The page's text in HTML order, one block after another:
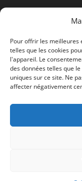
Pour offrir les meilleures
telles que les cookies
l'appareil. Le
des données telles que
uniques sur ce site. Ne
affecter négativement
Boutique
Mon compte
Contact
Liens
Ce site utilise des
expérience. En
l'utilisation de tous